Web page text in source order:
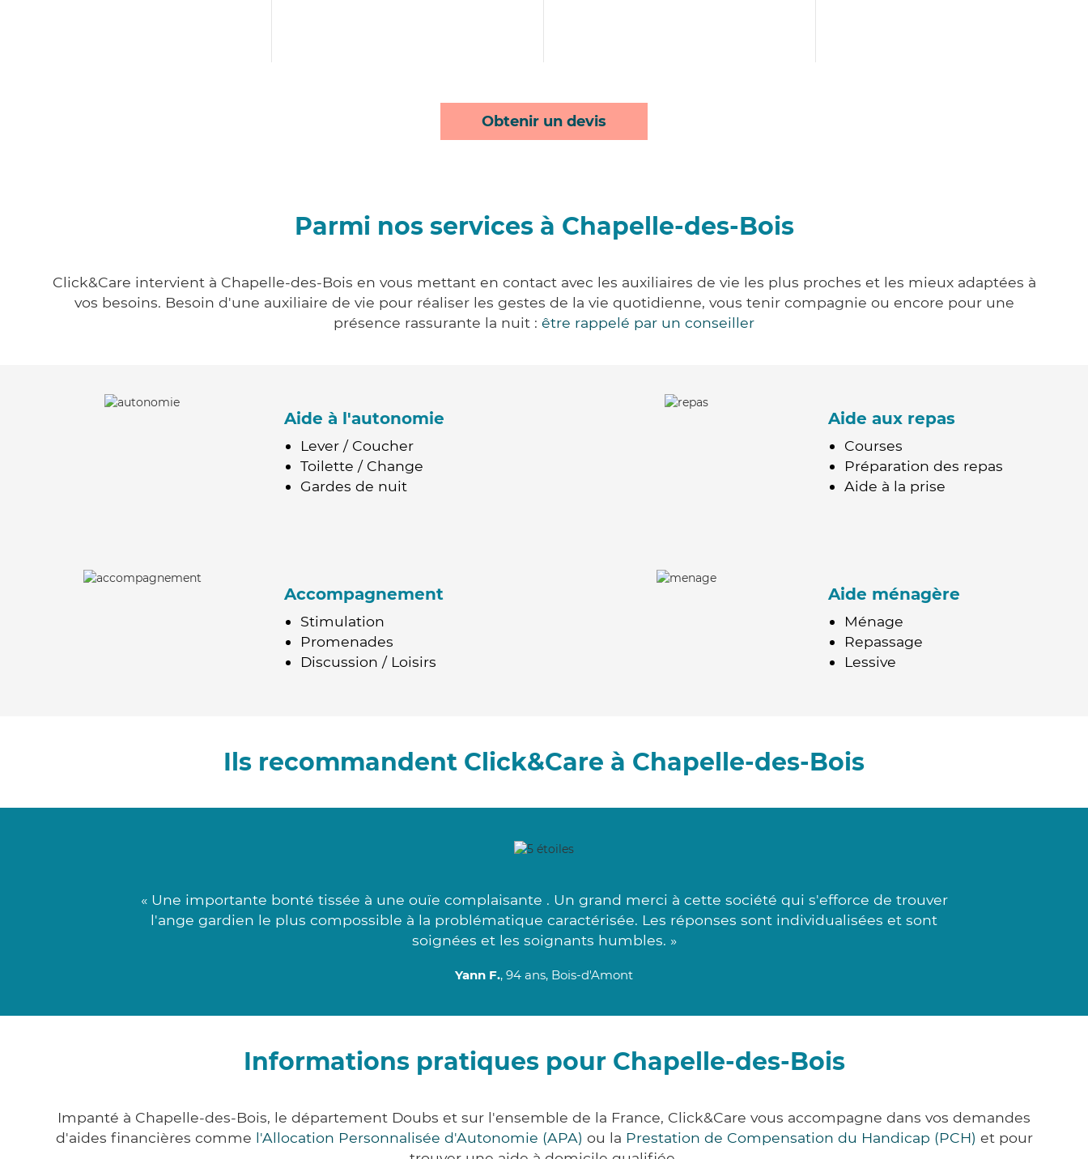
Obtenir un devis
Parmi nos services à Chapelle-des-Bois
Click&Care intervient à Chapelle-des-Bois en vous mettant en contact avec les auxiliaires de vie les plus proches et les mieux adaptées à
vos besoins. Besoin d'une auxiliaire de vie pour réaliser les gestes de la vie quotidienne, vous tenir compagnie ou encore pour une
présence rassurante la nuit : être rappelé par un conseiller
Aide à l'autonomie
Lever / Coucher
Toilette / Change
Gardes de nuit
Aide aux repas
Courses
Préparation des repas
Aide à la prise
Accompagnement
Stimulation
Promenades
Discussion / Loisirs
Aide ménagère
Ménage
Repassage
Lessive
Ils recommandent Click&Care à Chapelle-des-Bois
« Une importante bonté tissée à une ouïe complaisante . Un grand merci à cette société qui s'efforce de trouver
l'ange gardien le plus compossible à la problématique caractérisée. Les réponses sont individualisées et sont
soignées et les soignants humbles. »
Yann F., 94 ans, Bois-d'Amont
Informations pratiques pour Chapelle-des-Bois
Impanté à Chapelle-des-Bois, le département Doubs et sur l'ensemble de la France, Click&Care vous accompagne dans vos demandes
d'aides financières comme l'Allocation Personnalisée d'Autonomie (APA) ou la Prestation de Compensation du Handicap (PCH) et pour